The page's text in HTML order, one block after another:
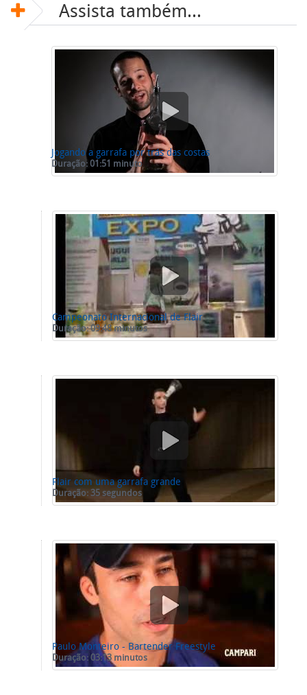
Assista também...
Jogando a garrafa por trás das costas
Duração: 01:51 minuto
Campeonato Internacional de Flair
Duração: 09:48 minutos
Flair com uma garrafa grande
Duração: 35 segundos
Paulo Monteiro - Bartender Freestyle
Duração: 03:13 minutos